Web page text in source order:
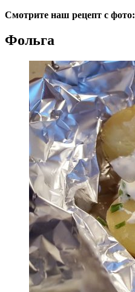
Смотрите наш рецепт с фото:
Фольга